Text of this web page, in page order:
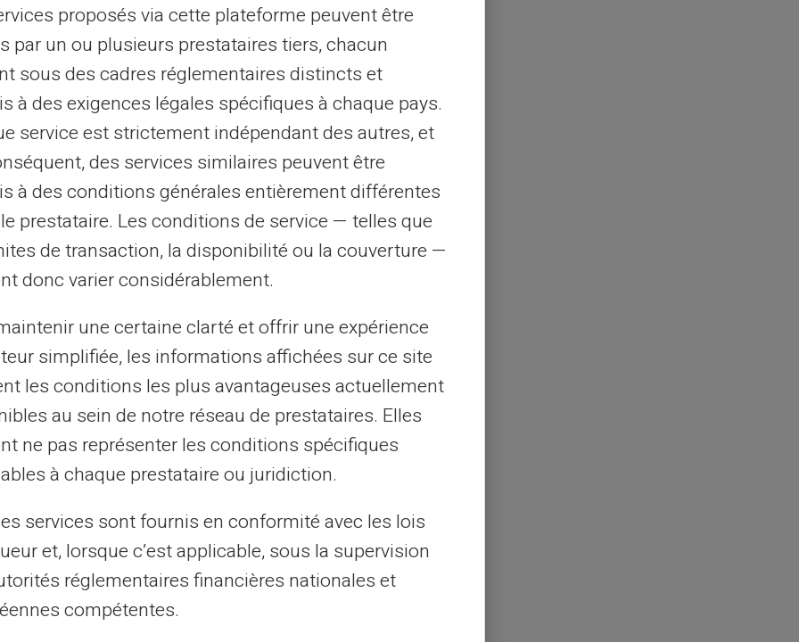
: chaque opération est tracée.
risque de découverte bancaire.
charges sur une base périodique.
favorisant une meilleure
Veritas propose des fonctions
de vos finances :
et recevoir de l'argent à l'échelle
contre la fraude et les vols de
ceux qui voyagent ou effectuent des
le gouvernement de vos finances
d'une petite entreprise, la carte
quotidiennes.
proposés via cette plateforme peuvent être
par un ou plusieurs prestataires tiers, chacun
sous des cadres réglementaires distincts et
à des exigences légales spécifiques à chaque pays.
service est strictement indépendant des autres, et
des services similaires peuvent être
à des conditions générales entièrement différentes
prestataire. Les conditions de service — telles que
de transaction, la disponibilité ou la couverture —
donc varier considérablement.
une certaine clarté et offrir une expérience
simplifiée, les informations affichées sur ce site
les conditions les plus avantageuses actuellement
au sein de notre réseau de prestataires. Elles
ne pas représenter les conditions spécifiques
à chaque prestataire ou juridiction.
services sont fournis en conformité avec les lois
et, lorsque c’est applicable, sous la supervision
réglementaires financières nationales et
compétentes.